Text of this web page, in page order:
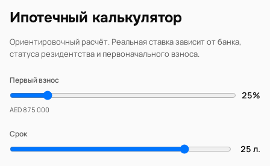
Ипотечный калькулятор
Ориентировочный расчёт. Реальная ставка зависит от банка,
статуса резидентства и первоначального взноса.
Первый взнос
25%
AED 875 000
Срок
25 л.